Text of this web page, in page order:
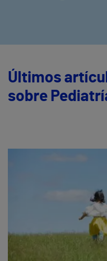
Últimos
sobre